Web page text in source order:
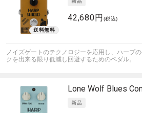
42,680円 (税込)
ノイズゲートのテクノロジーを応用し、ハープ
クを出来る限り低減し回避するためのペダル。
Lone Wolf Blues